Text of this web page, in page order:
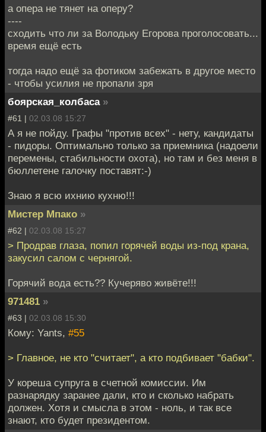
а опера не тянет на оперу?
----
сходить что ли за Володьку Егорова проголосовать...
время ещё есть
тогда надо ещё за фотиком забежать в другое место
- чтобы усилия не пропали зря
боярская_колбаса »
#61 | 02.03.08 15:27
А я не пойду. Графы "против всех" - нету, кандидаты
- пидоры. Оптимально только за приемника (надоели
перемены, стабильности охота), но там и без меня в
бюллетене галочку поставят:-)
Знаю я всю ихнию кухню!!!
Мистер Мпако »
#62 | 02.03.08 15:27
> Продрав глаза, попил горячей воды из-под крана,
закусил салом с чернягой.
Горячий вода есть?? Кучеряво живёте!!!
971481 »
#63 | 02.03.08 15:30
Кому: Yants, #55
> Главное, не кто "считает", а кто подбивает "бабки".
У кореша супруга в счетной комиссии. Им
разнарядку заранее дали, кто и сколько набрать
должен. Хотя и смысла в этом - ноль, и так все
знают, кто будет президентом.